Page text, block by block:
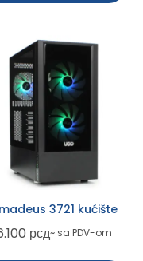
3721 kućište
рсд~ sa PDV-om